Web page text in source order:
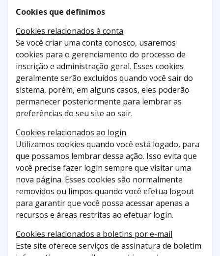
Cookies que definimos
Cookies relacionados à conta
Se você criar uma conta conosco, usaremos
cookies para o gerenciamento do processo de
inscrição e administração geral. Esses cookies
geralmente serão excluídos quando você sair do
sistema, porém, em alguns casos, eles poderão
permanecer posteriormente para lembrar as
preferências do seu site ao sair.
Cookies relacionados ao login
Utilizamos cookies quando você está logado, para
que possamos lembrar dessa ação. Isso evita que
você precise fazer login sempre que visitar uma
nova página. Esses cookies são normalmente
removidos ou limpos quando você efetua logout
para garantir que você possa acessar apenas a
recursos e áreas restritas ao efetuar login.
Cookies relacionados a boletins por e-mail
Este site oferece serviços de assinatura de boletim